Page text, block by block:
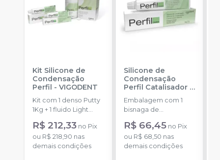
Kit Silicone de
Condensação
Perfil -VIGODENT
Kit com 1 denso Putty
1Kg + 1 fluido Light
catalisador 60ml.
R$ 212,33 no Pix
ou R$ 218,90 nas
demais condições
Silicone de
Condensação
Perfil Catalisador-
Embalagem com 1
bisnaga de
R$ 66,45 no Pix
ou R$ 68,50 nas
demais condições